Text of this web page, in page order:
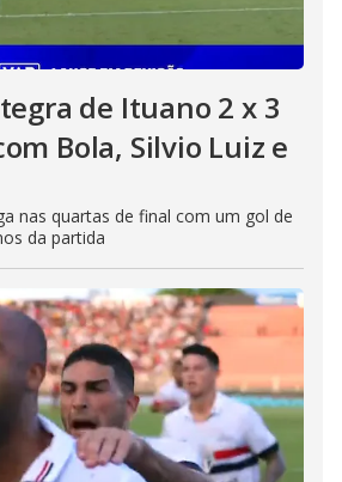
de Ituano 2 x 3
Bola, Silvio Luiz e
nas quartas de final com um gol de
da partida